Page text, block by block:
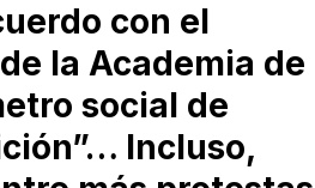
con el
la Academia de
social de
Incluso,